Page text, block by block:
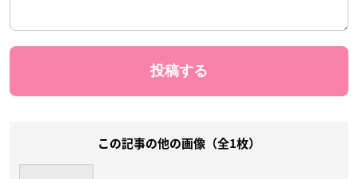
この記事の他の画像（全1枚）